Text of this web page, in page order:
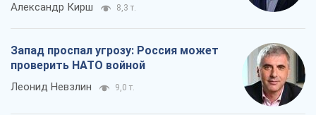
Александр Кирш 8,3 т.
Запад проспал угрозу: Россия может
проверить НАТО войной
Леонид Невзлин 9,0 т.